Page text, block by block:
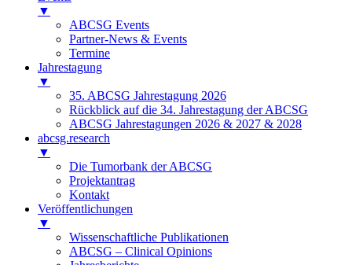
▼
ABCSG Events
Partner-News & Events
Termine
Jahrestagung
▼
35. ABCSG Jahrestagung 2026
Rückblick auf die 34. Jahrestagung der ABCSG
ABCSG Jahrestagungen 2026 & 2027 & 2028
abcsg.research
▼
Die Tumorbank der ABCSG
Projektantrag
Kontakt
Veröffentlichungen
▼
Wissenschaftliche Publikationen
ABCSG – Clinical Opinions